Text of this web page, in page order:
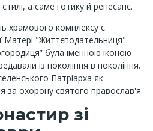
а саме готику й ренесанс.
храмового комплексу є
"Життєподательниця".
була іменною іконою
із покоління в покоління.
Патріарха як
за охорону святого православ'я.
зі